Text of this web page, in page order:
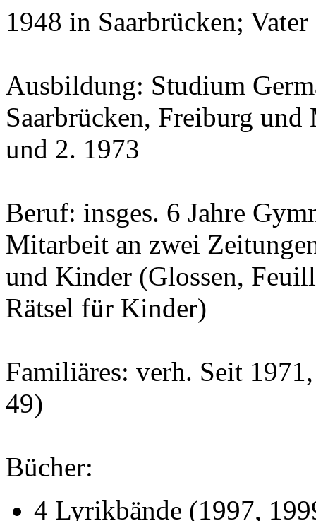
1948 in Saarbrücken;
Ausbildung: Studium
Saarbrücken, Freiburg und
und 2. 1973
Beruf: insges. 6 Jahre
Mitarbeit an zwei
und Kinder (Glossen,
Rätsel für Kinder)
Familiäres: verh. Seit
49)
Bücher:
4 Lyrikbände (1997,